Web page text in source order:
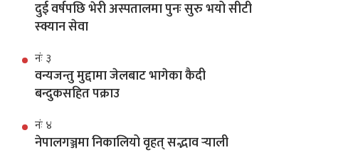
दुई वर्षपछि भेरी अस्पतालमा पुनः सुरु भयो सीटी
स्क्यान सेवा
नंः ३
वन्यजन्तु मुद्दामा जेलबाट भागेका कैदी
बन्दुकसहित पक्राउ
नंः ४
नेपालगञ्जमा निकालियो वृहत् सद्भाव र्‍याली